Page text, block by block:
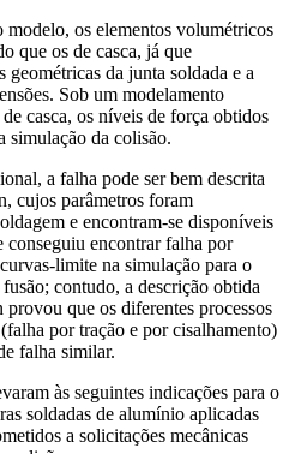
os elementos volumétricos
que os de casca, já que
geométricas da junta soldada e a
Sob um modelamento
casca, os níveis de força obtidos
simulação da colisão.
a falha pode ser bem descrita
cujos parâmetros foram
e encontram-se disponíveis
conseguiu encontrar falha por
limite na simulação para o
contudo, a descrição obtida
que os diferentes processos
por tração e por cisalhamento)
falha similar.
às seguintes indicações para o
soldadas de alumínio aplicadas
a solicitações mecânicas